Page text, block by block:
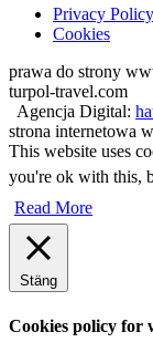
Privacy Policy
Cookies
prawa do strony
turpol-travel.com
Agencja Digital:
strona internetowa
This website uses
you're ok with this,
Read More
Stäng
Cookies policy for